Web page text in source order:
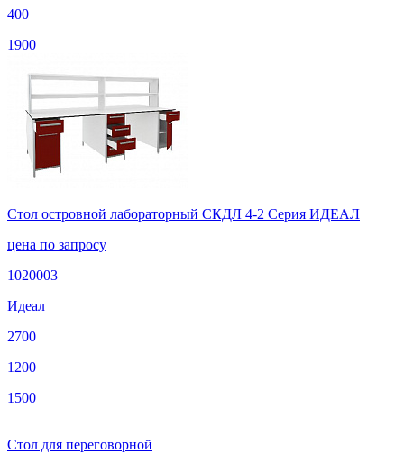
400
1900
Стол островной лабораторный СКДЛ 4-2 Серия ИДЕАЛ
цена по запросу
1020003
Идеал
2700
1200
1500
Стол для переговорной